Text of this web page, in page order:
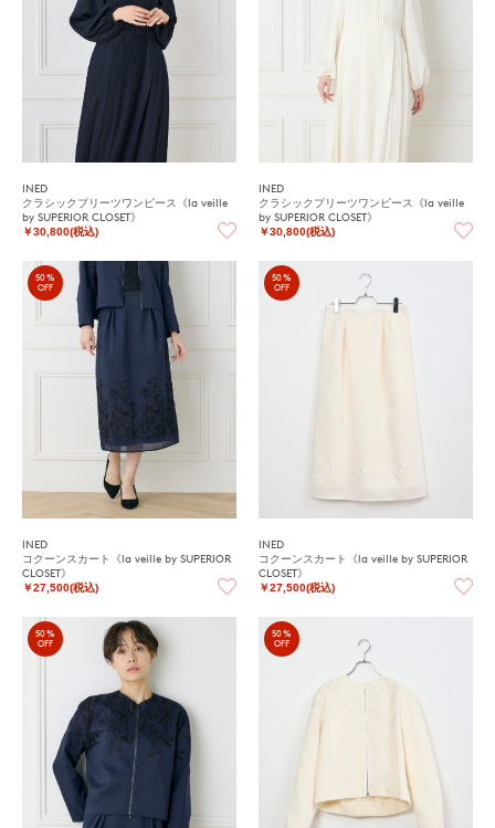
INED
クラシックプリーツワンピース《la veille
by SUPERIOR CLOSET》
￥30,800(税込)
INED
クラシックプリーツワンピース《la veille
by SUPERIOR CLOSET》
￥30,800(税込)
50%
OFF
INED
コクーンスカート《la veille by SUPERIOR
CLOSET》
￥27,500(税込)
50%
OFF
INED
コクーンスカート《la veille by SUPERIOR
CLOSET》
￥27,500(税込)
50%
OFF
50%
OFF